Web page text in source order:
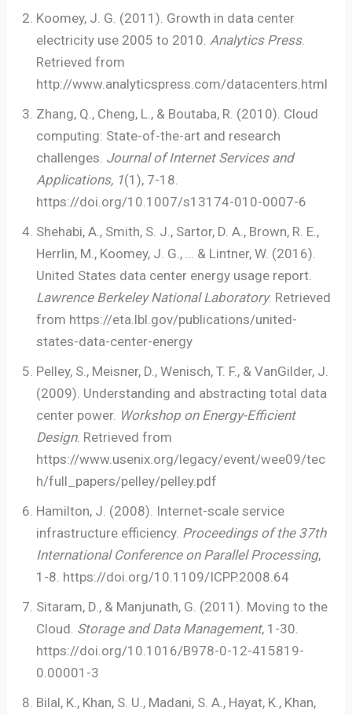
Koomey, J. G. (2011). Growth in data center
electricity use 2005 to 2010. Analytics Press.
Retrieved from
http://www.analyticspress.com/datacenters.html
Zhang, Q., Cheng, L., & Boutaba, R. (2010). Cloud
computing: State-of-the-art and research
challenges. Journal of Internet Services and
Applications, 1(1), 7-18.
https://doi.org/10.1007/s13174-010-0007-6
Shehabi, A., Smith, S. J., Sartor, D. A., Brown, R. E.,
Herrlin, M., Koomey, J. G., … & Lintner, W. (2016).
United States data center energy usage report.
Lawrence Berkeley National Laboratory. Retrieved
from https://eta.lbl.gov/publications/united-
states-data-center-energy
Pelley, S., Meisner, D., Wenisch, T. F., & VanGilder, J.
(2009). Understanding and abstracting total data
center power. Workshop on Energy-Efficient
Design. Retrieved from
https://www.usenix.org/legacy/event/wee09/tec
h/full_papers/pelley/pelley.pdf
Hamilton, J. (2008). Internet-scale service
infrastructure efficiency. Proceedings of the 37th
International Conference on Parallel Processing,
1-8. https://doi.org/10.1109/ICPP.2008.64
Sitaram, D., & Manjunath, G. (2011). Moving to the
Cloud. Storage and Data Management, 1-30.
https://doi.org/10.1016/B978-0-12-415819-
0.00001-3
Bilal, K., Khan, S. U., Madani, S. A., Hayat, K., Khan,